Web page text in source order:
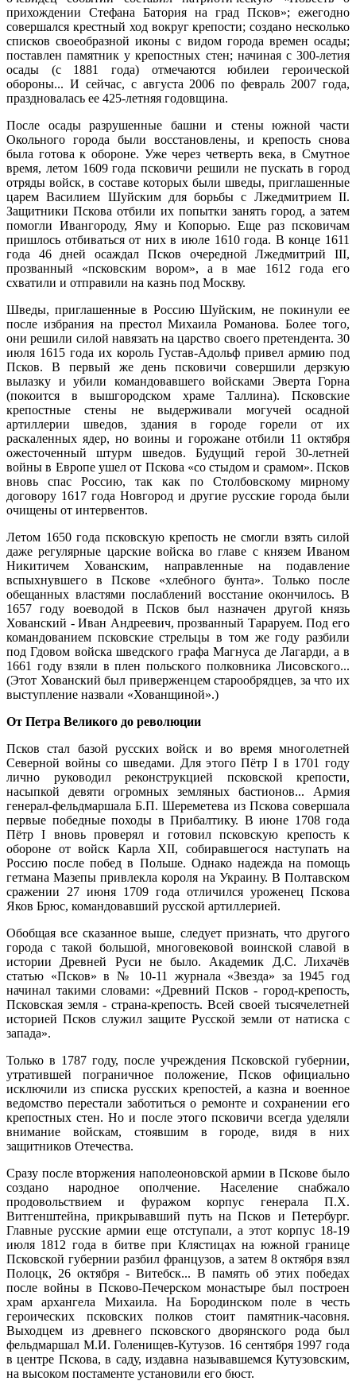
прихождении Стефана Батория на град Псков»; ежегодно
совершался крестный ход вокруг крепости; создано несколько
списков своеобразной иконы с видом города времен осады;
поставлен памятник у крепостных стен; начиная с 300-летия
осады (с 1881 года) отмечаются юбилеи героической
обороны... И сейчас, с августа 2006 по февраль 2007 года,
праздновалась ее 425-летняя годовщина.
После осады разрушенные башни и стены южной части
Окольного города были восстановлены, и крепость снова
была готова к обороне. Уже через четверть века, в Смутное
время, летом 1609 года псковичи решили не пускать в город
отряды войск, в составе которых были шведы, приглашенные
царем Василием Шуйским для борьбы с Лжедмитрием II.
Защитники Пскова отбили их попытки занять город, а затем
помогли Ивангороду, Яму и Копорью. Еще раз псковичам
пришлось отбиваться от них в июле 1610 года. В конце 1611
года 46 дней осаждал Псков очередной Лжедмитрий III,
прозванный «псковским вором», а в мае 1612 года его
схватили и отправили на казнь под Москву.
Шведы, приглашенные в Россию Шуйским, не покинули ее
после избрания на престол Михаила Романова. Более того,
они решили силой навязать на царство своего претендента. 30
июля 1615 года их король Густав-Адольф привел армию под
Псков. В первый же день псковичи совершили дерзкую
вылазку и убили командовавшего войсками Эверта Горна
(покоится в вышгородском храме Таллина). Псковские
крепостные стены не выдерживали могучей осадной
артиллерии шведов, здания в городе горели от их
раскаленных ядер, но воины и горожане отбили 11 октября
ожесточенный штурм шведов. Будущий герой 30-летней
войны в Европе ушел от Пскова «со стыдом и срамом». Псков
вновь спас Россию, так как по Столбовскому мирному
договору 1617 года Новгород и другие русские города были
очищены от интервентов.
Летом 1650 года псковскую крепость не смогли взять силой
даже регулярные царские войска во главе с князем Иваном
Никитичем Хованским, направленные на подавление
вспыхнувшего в Пскове «хлебного бунта». Только после
обещанных властями послаблений восстание окончилось. В
1657 году воеводой в Псков был назначен другой князь
Хованский - Иван Андреевич, прозванный Тараруем. Под его
командованием псковские стрельцы в том же году разбили
под Гдовом войска шведского графа Магнуса де Лагарди, а в
1661 году взяли в плен польского полковника Лисовского...
(Этот Хованский был приверженцем старообрядцев, за что их
выступление назвали «Хованщиной».)
От Петра Великого до революции
Псков стал базой русских войск и во время многолетней
Северной войны со шведами. Для этого Пётр I в 1701 году
лично руководил реконструкцией псковской крепости,
насыпкой девяти огромных земляных бастионов... Армия
генерал-фельдмаршала Б.П. Шереметева из Пскова совершала
первые победные походы в Прибалтику. В июне 1708 года
Пётр I вновь проверял и готовил псковскую крепость к
обороне от войск Карла ХII, собиравшегося наступать на
Россию после побед в Польше. Однако надежда на помощь
гетмана Мазепы привлекла короля на Украину. В Полтавском
сражении 27 июня 1709 года отличился уроженец Пскова
Яков Брюс, командовавший русской артиллерией.
Обобщая все сказанное выше, следует признать, что другого
города с такой большой, многовековой воинской славой в
истории Древней Руси не было. Академик Д.С. Лихачёв
статью «Псков» в № 10-11 журнала «Звезда» за 1945 год
начинал такими словами: «Древний Псков - город-крепость,
Псковская земля - страна-крепость. Всей своей тысячелетней
историей Псков служил защите Русской земли от натиска с
запада».
Только в 1787 году, после учреждения Псковской губернии,
утратившей пограничное положение, Псков официально
исключили из списка русских крепостей, а казна и военное
ведомство перестали заботиться о ремонте и сохранении его
крепостных стен. Но и после этого псковичи всегда уделяли
внимание войскам, стоявшим в городе, видя в них
защитников Отечества.
Сразу после вторжения наполеоновской армии в Пскове было
создано народное ополчение. Население снабжало
продовольствием и фуражом корпус генерала П.Х.
Витгенштейна, прикрывавший путь на Псков и Петербург.
Главные русские армии еще отступали, а этот корпус 18-19
июля 1812 года в битве при Клястицах на южной границе
Псковской губернии разбил французов, а затем 8 октября взял
Полоцк, 26 октября - Витебск... В память об этих победах
после войны в Псково-Печерском монастыре был построен
храм архангела Михаила. На Бородинском поле в честь
героических псковских полков стоит памятник-часовня.
Выходцем из древнего псковского дворянского рода был
фельдмаршал М.И. Голенищев-Кутузов. 16 сентября 1997 года
в центре Пскова, в саду, издавна называвшемся Кутузовским,
на высоком постаменте установили его бюст.